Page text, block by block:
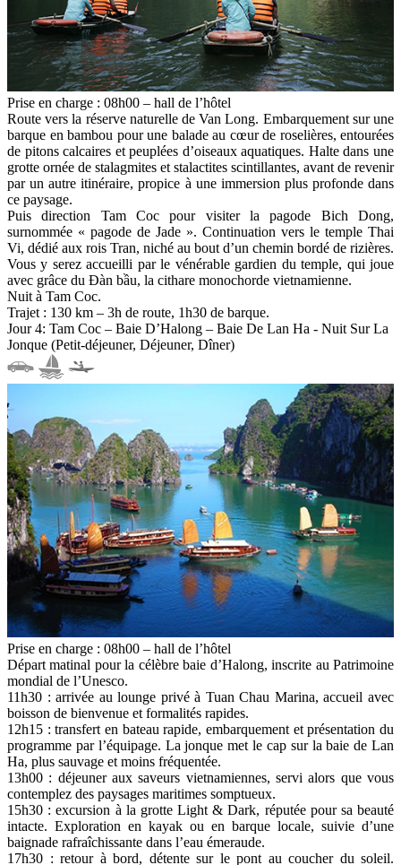
Prise en charge : 08h00 – hall de l’hôtel
Route vers la réserve naturelle de Van Long. Embarquement sur une
barque en bambou pour une balade au cœur de roselières, entourées
de pitons calcaires et peuplées d’oiseaux aquatiques. Halte dans une
grotte ornée de stalagmites et stalactites scintillantes, avant de revenir
par un autre itinéraire, propice à une immersion plus profonde dans
ce paysage.
Puis direction Tam Coc pour visiter la pagode Bich Dong,
surnommée « pagode de Jade ». Continuation vers le temple Thai
Vi, dédié aux rois Tran, niché au bout d’un chemin bordé de rizières.
Vous y serez accueilli par le vénérable gardien du temple, qui joue
avec grâce du Đàn bầu, la cithare monochorde vietnamienne.
Nuit à Tam Coc.
Trajet : 130 km – 3h de route, 1h30 de barque.
Jour 4: Tam Coc – Baie D’Halong – Baie De Lan Ha - Nuit Sur La
Jonque (Petit-déjeuner, Déjeuner, Dîner)
Prise en charge : 08h00 – hall de l’hôtel
Départ matinal pour la célèbre baie d’Halong, inscrite au Patrimoine
mondial de l’Unesco.
11h30 : arrivée au lounge privé à Tuan Chau Marina, accueil avec
boisson de bienvenue et formalités rapides.
12h15 : transfert en bateau rapide, embarquement et présentation du
programme par l’équipage. La jonque met le cap sur la baie de Lan
Ha, plus sauvage et moins fréquentée.
13h00 : déjeuner aux saveurs vietnamiennes, servi alors que vous
contemplez des paysages maritimes somptueux.
15h30 : excursion à la grotte Light & Dark, réputée pour sa beauté
intacte. Exploration en kayak ou en barque locale, suivie d’une
baignade rafraîchissante dans l’eau émeraude.
17h30 : retour à bord, détente sur le pont au coucher du soleil.